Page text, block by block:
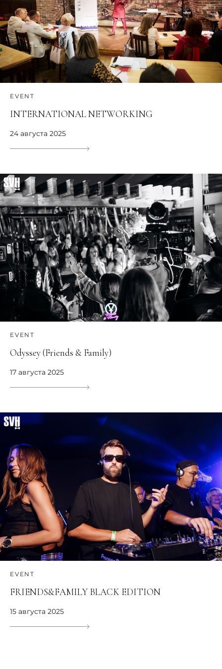
EVENT
INTERNATIONAL NETWORKING
24 августа 2025
EVENT
Odyssey (Friends & Family)
17 августа 2025
EVENT
FRIENDS&FAMILY BLACK EDITION
15 августа 2025